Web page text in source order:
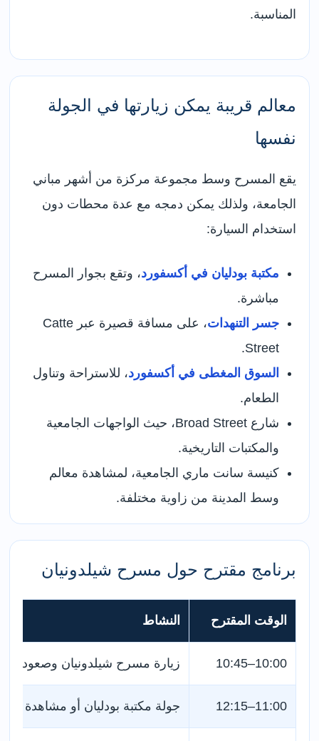
المناسبة.
معالم قريبة يمكن زيارتها في الجولة
نفسها
يقع المسرح وسط مجموعة مركزة من أشهر مباني
الجامعة، ولذلك يمكن دمجه مع عدة محطات دون
استخدام السيارة:
مكتبة بودليان في أكسفورد، وتقع بجوار المسرح
مباشرة.
جسر التنهدات
، على مسافة قصيرة عبر Catte
Street.
السوق المغطى في أكسفورد، للاستراحة وتناول
الطعام.
شارع Broad Street، حيث الواجهات الجامعية
والمكتبات التاريخية.
كنيسة سانت ماري الجامعية، لمشاهدة معالم
وسط المدينة من زاوية مختلفة.
برنامج مقترح حول مسرح شيلدونيان
الوقت المقترح النشاط
10:00–10:45 زيارة مسرح شيلدونيان وصعود
11:00–12:15 جولة مكتبة بودليان أو مشاهدة